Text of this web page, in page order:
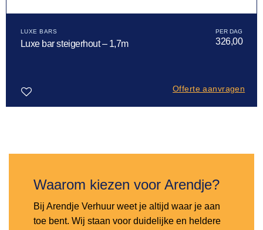
LUXE BARS
Luxe bar steigerhout – 1,7m 326,00
Offerte aanvragen
Waarom kiezen voor Arendje?
Bij Arendje Verhuur weet je altijd waar je aan
toe bent. Wij staan voor duidelijke en heldere